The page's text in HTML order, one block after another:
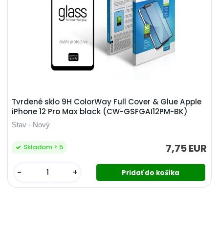
Tvrdené sklo 9H ColorWay Full Cover & Glue Apple
iPhone 12 Pro Max black (CW-GSFGAI12PM-BK)
Stav - Nový
7,75 EUR
Skladom > 5
- +